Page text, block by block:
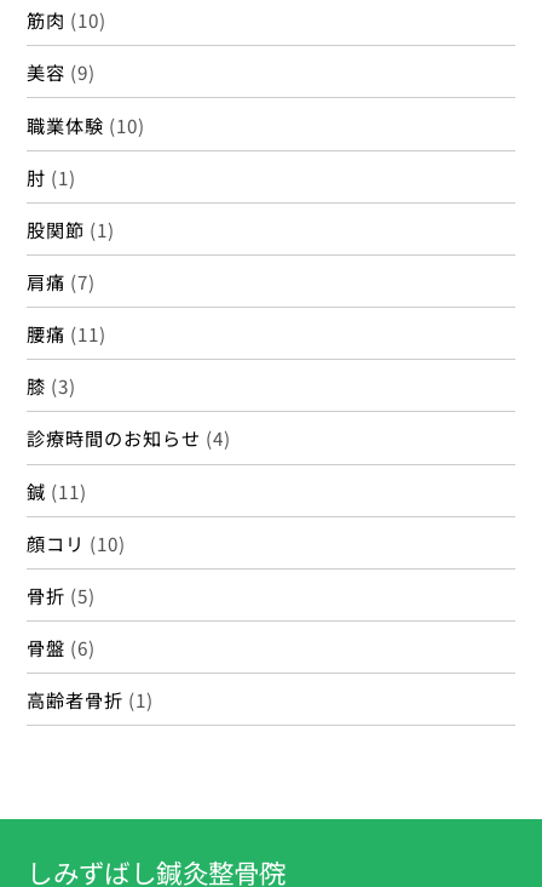
筋肉 (10)
美容 (9)
職業体験 (10)
肘 (1)
股関節 (1)
肩痛 (7)
腰痛 (11)
膝 (3)
診療時間のお知らせ (4)
鍼 (11)
顔コリ (10)
骨折 (5)
骨盤 (6)
高齢者骨折 (1)
Back
しみずばし鍼灸整骨院